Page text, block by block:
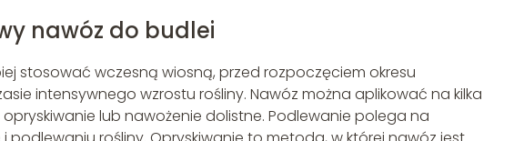
nawóz do budlei
stosować wczesną wiosną, przed rozpoczęciem okresu
intensywnego wzrostu rośliny. Nawóz można aplikować na kilka
lub nawożenie dolistne. Podlewanie polega na